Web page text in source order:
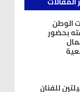
الوطن
بحضور
للفنان